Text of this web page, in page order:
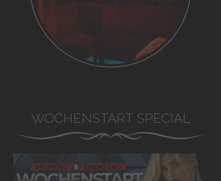
WOCHENSTART SPECIAL